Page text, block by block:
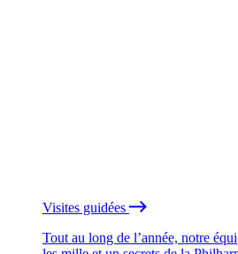
Visites guidées
Tout au long de l’année, notre